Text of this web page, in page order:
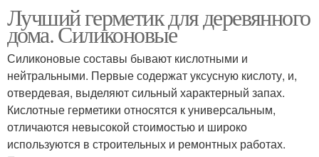
Лучший герметик для деревянного
дома. Силиконовые
Силиконовые составы бывают кислотными и
нейтральными. Первые содержат уксусную кислоту, и,
отвердевая, выделяют сильный характерный запах.
Кислотные герметики относятся к универсальным,
отличаются невысокой стоимостью и широко
используются в строительных и ремонтных работах.